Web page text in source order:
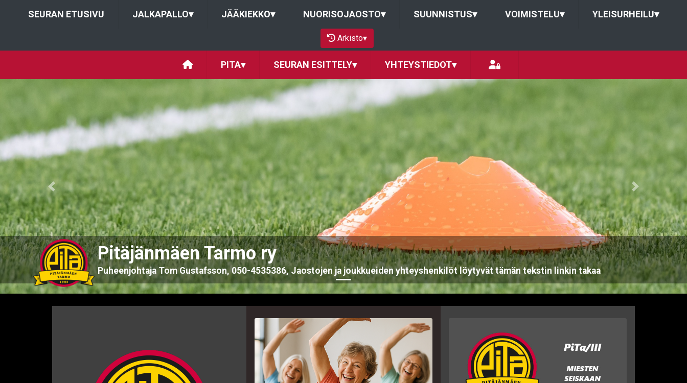
SEURAN ETUSIVU JALKAPALLO▾ JÄÄKIEKKO▾ NUORISOJAOSTO▾ SUUNNISTUS▾ VOIMISTELU▾ YLEISURHEILU▾
Arkisto▾
PITA▾ SEURAN ESITTELY▾ YHTEYSTIEDOT▾
Pitäjänmäen Tarmo ry
Puheenjohtaja Tom Gustafsson, 050-4535386, Jaostojen ja joukkueiden yhteyshenkilöt löytyvät tämän tekstin linkin takaa
Previous Next